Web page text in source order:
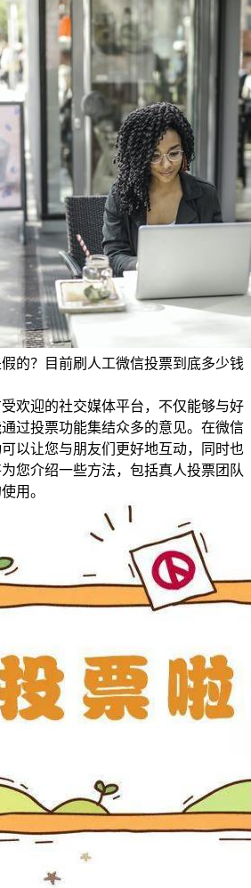
的？目前刷人工微信投票到底多少钱
欢迎的社交媒体平台，不仅能够与好
过投票功能集结众多的意见。在微信
以让您与朋友们更好地互动，同时也
您介绍一些方法，包括真人投票团队
用。